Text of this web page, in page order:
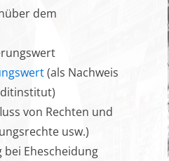
dem
(als Nachweis
von Rechten und
usw.)
Ehescheidung